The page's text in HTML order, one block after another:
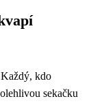
kdo
sekačku